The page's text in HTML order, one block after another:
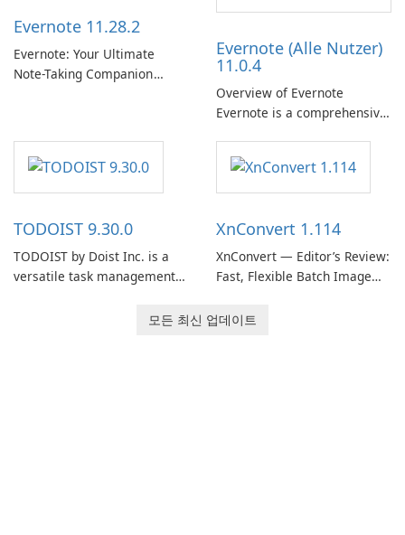
고, 즐길 수 있는 원활한 음악
경험을 제공합니다.
client designed for
need predictable …
Evernote 11.28.2
Evernote: Your Ultimate
Note-Taking Companion
helps users capture ideas,
organize to-do lists, and keep
track of important
Evernote (Alle Nutzer)
11.0.4
Overview of Evernote
Evernote is a comprehensive
software designed to help
users capture, organize, and
access information across
TODOIST 9.30.0
TODOIST by Doist Inc. is a
versatile task management
XnConvert 1.114
XnConvert — Editor’s Review:
Fast, Flexible Batch Image
macOS and Linux XnConvert
모든 최신 업데이트